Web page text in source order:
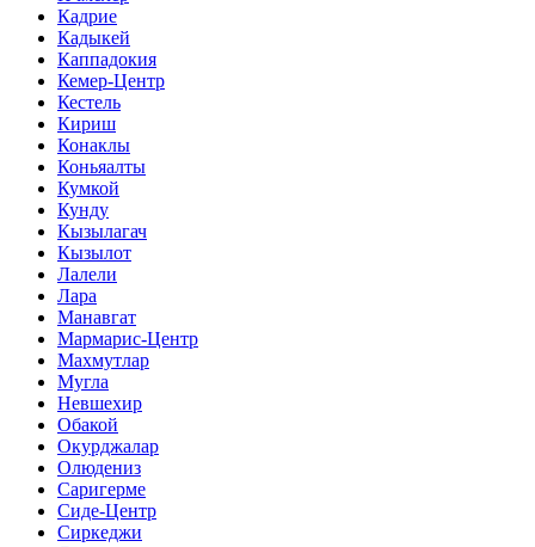
Кадрие
Кадыкей
Каппадокия
Кемер-Центр
Кестель
Кириш
Конаклы
Коньяалты
Кумкой
Кунду
Кызылагач
Кызылот
Лалели
Лара
Манавгат
Мармарис-Центр
Махмутлар
Мугла
Невшехир
Обакой
Окурджалар
Олюдениз
Саригерме
Сиде-Центр
Сиркеджи